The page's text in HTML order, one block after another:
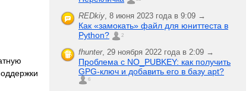
REDkiy, 8 июня 2023 года в 9:09 →
Как «замокать» файл для юниттеста в
Python?
2
fhunter, 29 ноября 2022 года в 2:09 →
Проблема с NO_PUBKEY: как получить
GPG-ключ и добавить его в базу apt?
6